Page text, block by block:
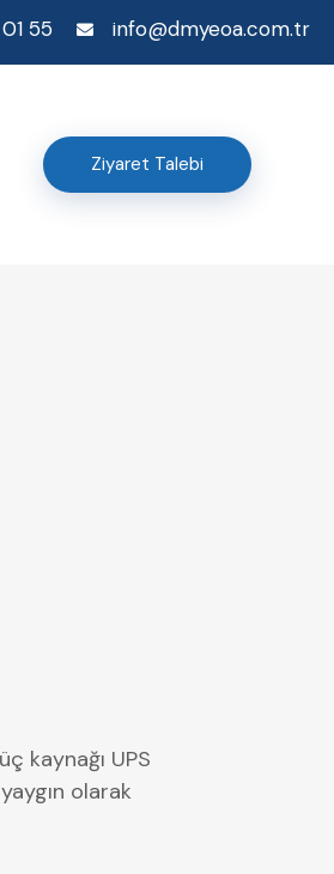
55 info@dmyeoa.com.tr
Ziyaret Talebi
kaynağı UPS
olarak